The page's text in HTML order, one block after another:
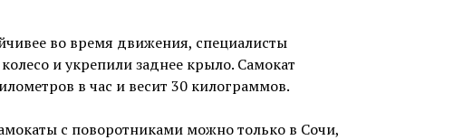
во время движения, специалисты
и укрепили заднее крыло. Самокат
в час и весит 30 килограммов.
с поворотниками можно только в Сочи,